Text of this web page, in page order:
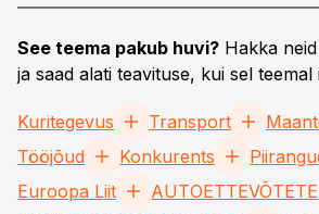
See teema pakub huvi? Hakka
ja saad alati teavituse, kui sel
Kuritegevus Transport
Tööjõud
Konkurents
Euroopa Liit